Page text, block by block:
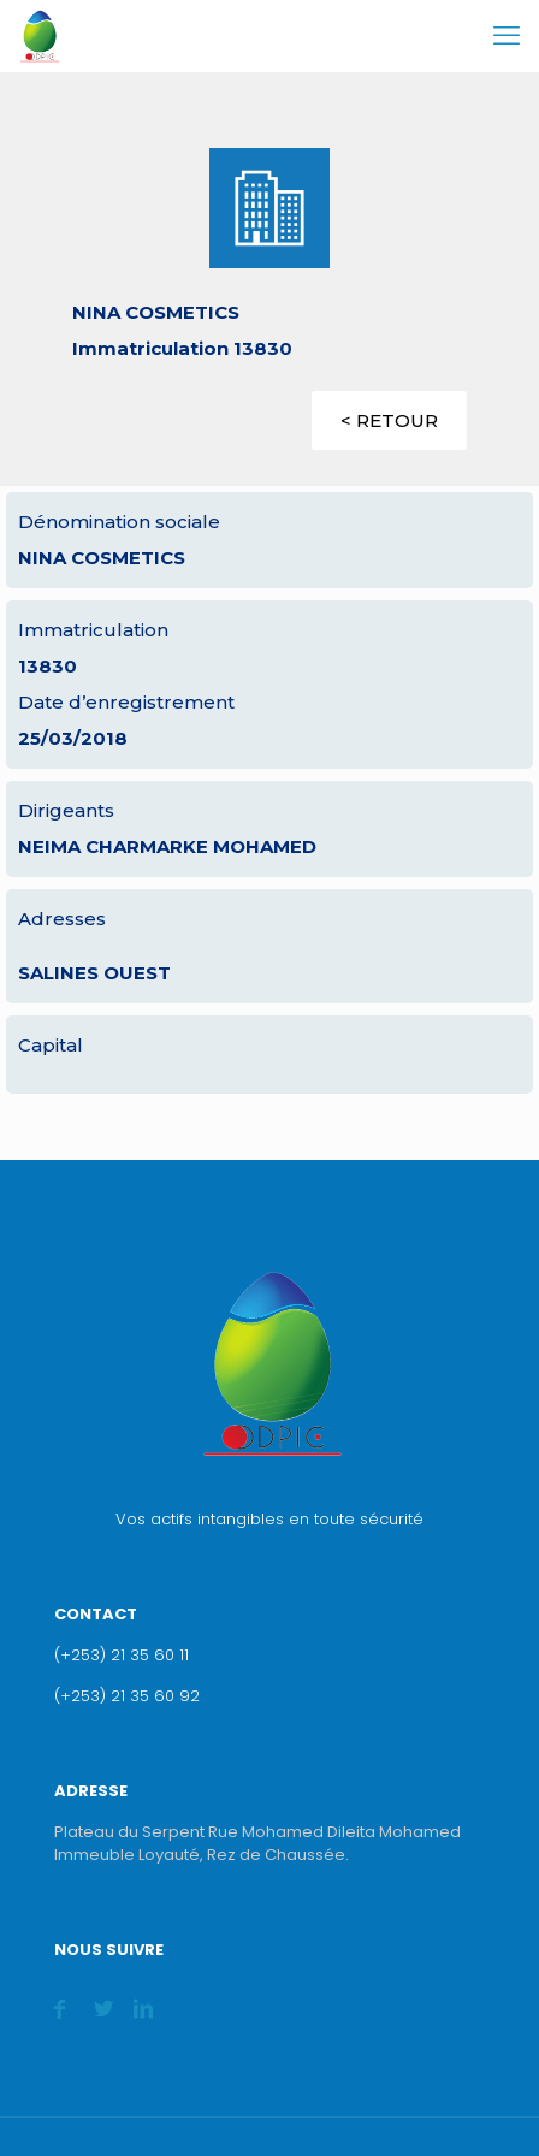
NINA COSMETICS
Immatriculation 13830
< RETOUR
Dénomination sociale
NINA COSMETICS
Immatriculation
13830
Date d’enregistrement
25/03/2018
Dirigeants
NEIMA CHARMARKE MOHAMED
Adresses
SALINES OUEST
Capital
Vos actifs intangibles en toute sécurité
CONTACT
(+253) 21 35 60 11
(+253) 21 35 60 92
ADRESSE
Plateau du Serpent Rue Mohamed Dileita Mohamed
Immeuble Loyauté, Rez de Chaussée.
NOUS SUIVRE